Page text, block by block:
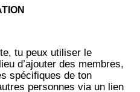
tu peux utiliser le
d’ajouter des membres,
spécifiques de ton
personnes via un lien